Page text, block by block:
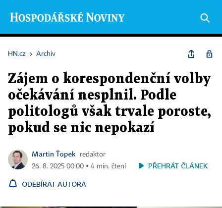
HN.cz › Archiv
Zájem o korespondenční volby
očekávání nesplnil. Podle
politologů však trvale poroste,
pokud se nic nepokazí
Martin Ťopek
redaktor
26. 8. 2025 00:00 ▪ 4 min. čtení
PŘEHRÁT ČLÁNEK
ODEBÍRAT AUTORA